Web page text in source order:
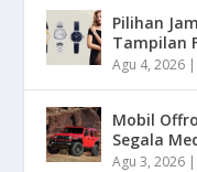
Pilihan
Tampilan
Agu 4, 2026 |
Mobil
Segala
Agu 3, 2026 |